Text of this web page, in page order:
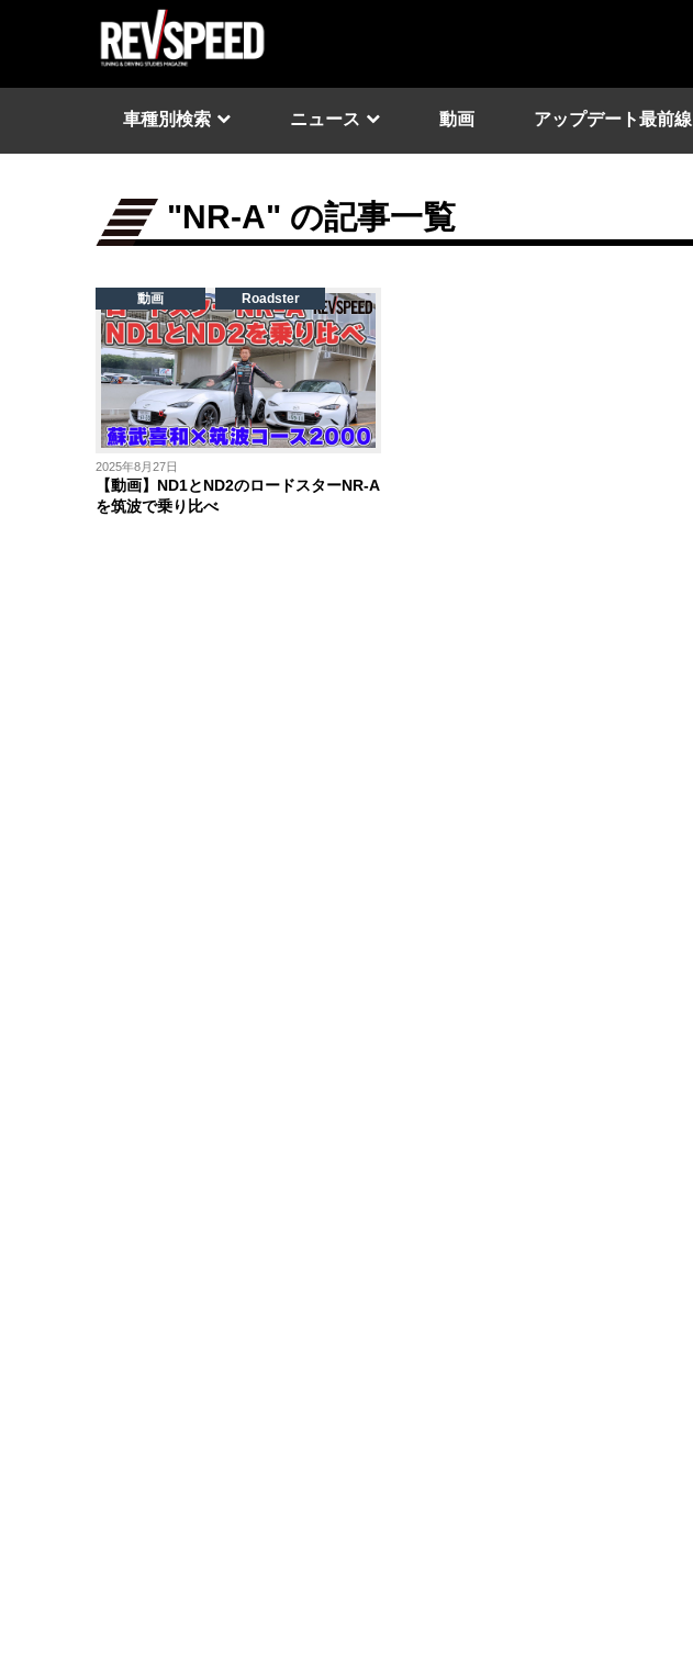
車種別検索 ニュース 動画 アップデート最前線
"NR-A" の記事一覧
2025年8月27日
【動画】ND1とND2のロードスターNR-A
を筑波で乗り比べ
動画 Roadster